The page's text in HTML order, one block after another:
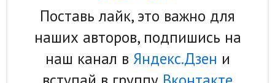
Поставь лайк, это важно для
наших авторов, подпишись на
наш канал в Яндекс.Дзен и